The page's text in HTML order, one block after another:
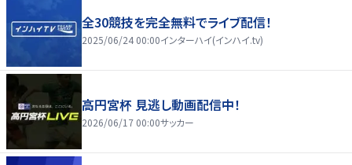
全30競技を完全無料でライブ配信！
2025/06/24 00:00インターハイ(インハイ.tv)
高円宮杯 見逃し動画配信中！
2026/06/17 00:00サッカー